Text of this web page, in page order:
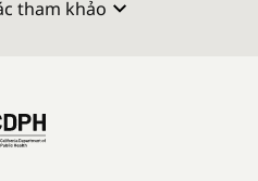
vẫn chưa về đích. Ngành
muốn chúng ta tin vào
thuốc" mới của họ
tham khảo